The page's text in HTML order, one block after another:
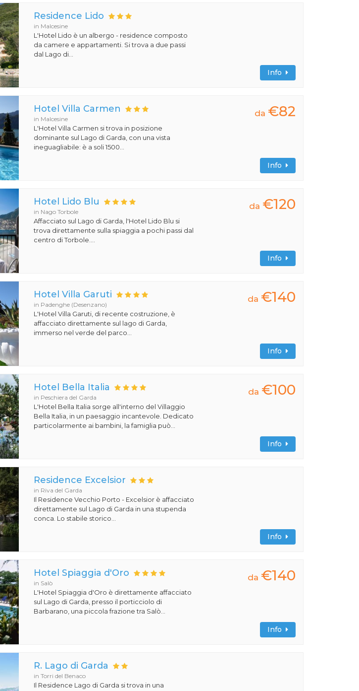
Residence Lido
in Malcesine
L'Hotel Lido è un albergo - residence composto
da camere e appartamenti. Si trova a due passi
dal Lago di...
Info
Hotel Villa Carmen
in Malcesine
L'Hotel Villa Carmen si trova in posizione
dominante sul Lago di Garda, con una vista
ineguagliabile: è a soli 1500...
da €82
Info
Hotel Lido Blu
in Nago Torbole
Affacciato sul Lago di Garda, l'Hotel Lido Blu si
trova direttamente sulla spiaggia a pochi passi dal
centro di Torbole....
da €120
Info
Hotel Villa Garuti
in Padenghe (Desenzano)
L'Hotel Villa Garuti, di recente costruzione, è
affacciato direttamente sul lago di Garda,
immerso nel verde del parco...
da €140
Info
Hotel Bella Italia
in Peschiera del Garda
L'Hotel Bella Italia sorge all'interno del Villaggio
Bella Italia, in un paesaggio incantevole. Dedicato
particolarmente ai bambini, la famiglia può...
da €100
Info
Residence Excelsior
in Riva del Garda
Il Residence Vecchio Porto - Excelsior è affacciato
direttamente sul Lago di Garda in una stupenda
conca. Lo stabile storico...
Info
Hotel Spiaggia d'Oro
in Salò
L'Hotel Spiaggia d'Oro è direttamente affacciato
sul Lago di Garda, presso il porticciolo di
Barbarano, una piccola frazione tra Salò...
da €140
Info
R. Lago di Garda
in Torri del Benaco
Il Residence Lago di Garda si trova in una